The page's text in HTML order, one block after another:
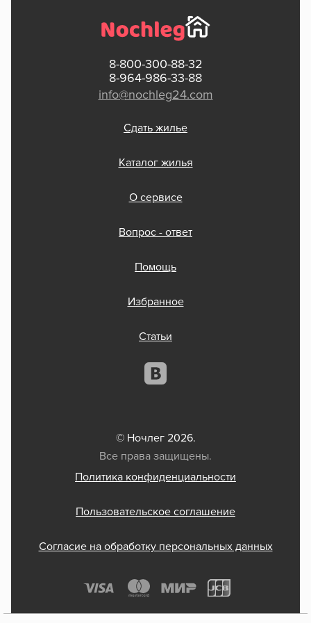
8-800-300-88-32
8-964-986-33-88
info@nochleg24.com
Сдать жилье
Каталог жилья
О сервисе
Вопрос - ответ
Помощь
Избранное
Статьи
© Ночлег 2026.
Все права защищены.
Политика конфиденциальности
Пользовательское соглашение
Согласие на обработку персональных данных